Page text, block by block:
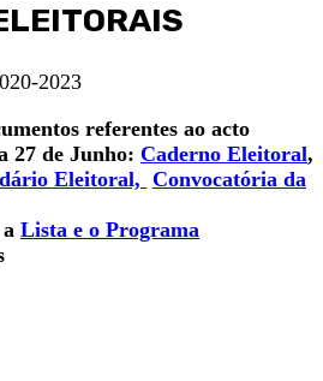
2023
referentes ao acto
27 de Junho: Caderno Eleitoral,
Eleitoral, Convocatória da
Lista e o Programa